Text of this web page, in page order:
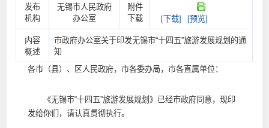
发布
机构
无锡市人民政府
办公室
附件
下载
[下载] [预览]
内容
概述
市政府办公室关于印发无锡市“十四五”旅游发展规划的通
知
各市（县）、区人民政府，市各委办局，市各直属单位：
《无锡市“十四五”旅游发展规划》已经市政府同意，现印
发给你们，请认真贯彻执行。